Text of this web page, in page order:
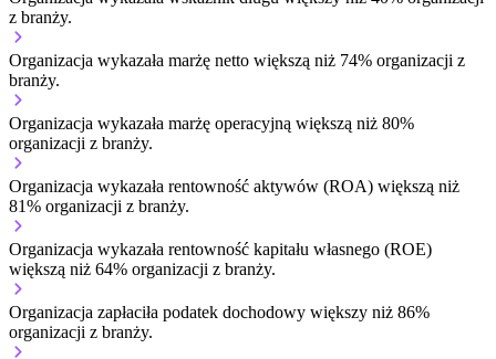
z branży.
Organizacja wykazała marżę netto większą niż 74% organizacji z
branży.
Organizacja wykazała marżę operacyjną większą niż 80%
organizacji z branży.
Organizacja wykazała rentowność aktywów (ROA) większą niż
81% organizacji z branży.
Organizacja wykazała rentowność kapitału własnego (ROE)
większą niż 64% organizacji z branży.
Organizacja zapłaciła podatek dochodowy większy niż 86%
organizacji z branży.